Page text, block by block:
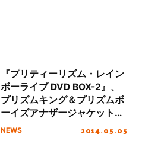
『プリティーリズム・レイン
ボーライブ DVD BOX-2』、
プリズムキング＆プリズムボ
ーイズアナザージャケット解
禁！
NEWS 2014.05.05